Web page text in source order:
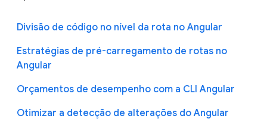
Divisão de código no nível da rota no Angular
Estratégias de pré-carregamento de rotas no
Angular
Orçamentos de desempenho com a CLI Angular
Otimizar a detecção de alterações do Angular